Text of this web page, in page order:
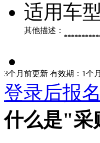
适用车型
其他描述：
3个月前更新 有效期：1个月
登录后报名
什么是"采